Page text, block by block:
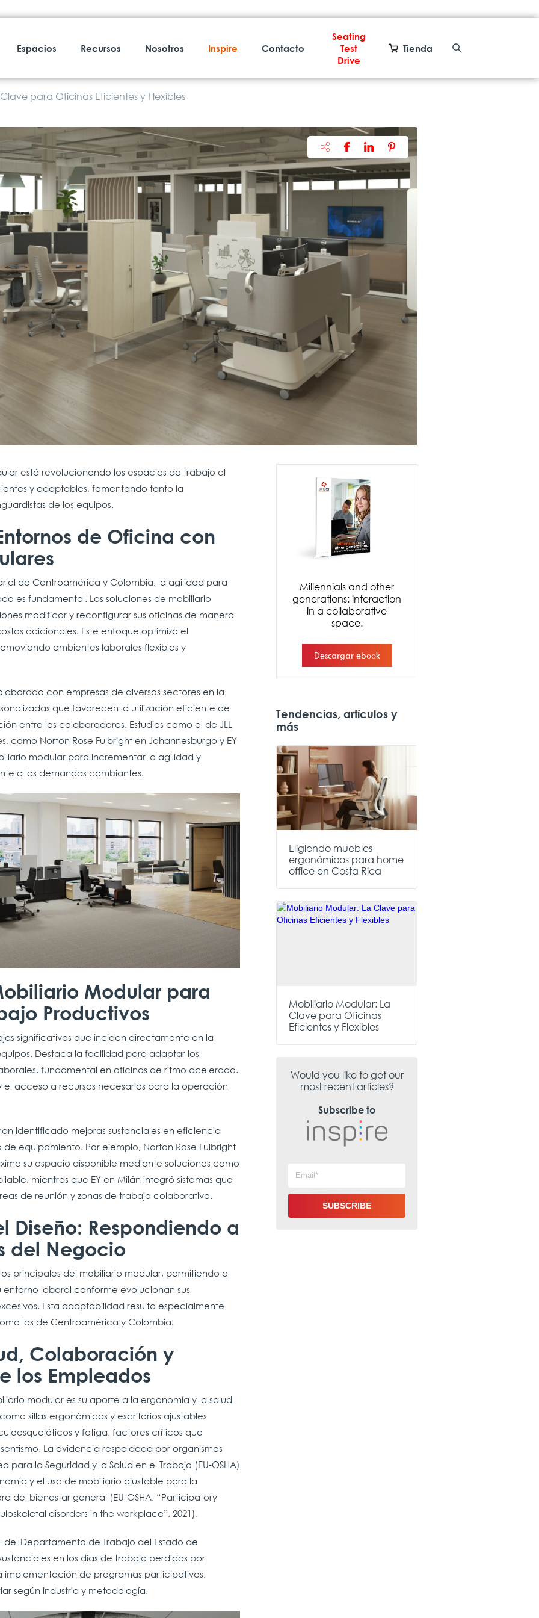
Espacios Recursos Nosotros Inspire Contacto
Seating
Test
Drive
Tienda
para Oficinas Eficientes y Flexibles
está revolucionando los espacios de trabajo al
y adaptables, fomentando tanto la
de los equipos.
de Oficina con
de Centroamérica y Colombia, la agilidad para
es fundamental. Las soluciones de mobiliario
modificar y reconfigurar sus oficinas de manera
adicionales. Este enfoque optimiza el
ambientes laborales flexibles y
con empresas de diversos sectores en la
que favorecen la utilización eficiente de
entre los colaboradores. Estudios como el de JLL
como Norton Rose Fulbright en Johannesburgo y EY
modular para incrementar la agilidad y
a las demandas cambiantes.
Modular para
Productivos
significativas que inciden directamente en la
Destaca la facilidad para adaptar los
fundamental en oficinas de ritmo acelerado.
acceso a recursos necesarios para la operación
identificado mejoras sustanciales en eficiencia
equipamiento. Por ejemplo, Norton Rose Fulbright
su espacio disponible mediante soluciones como
mientras que EY en Milán integró sistemas que
de reunión y zonas de trabajo colaborativo.
Diseño: Respondiendo a
del Negocio
principales del mobiliario modular, permitiendo a
entorno laboral conforme evolucionan sus
Esta adaptabilidad resulta especialmente
los de Centroamérica y Colombia.
Colaboración y
los Empleados
modular es su aporte a la ergonomía y la salud
sillas ergonómicas y escritorios ajustables
y fatiga, factores críticos que
La evidencia respaldada por organismos
para la Seguridad y la Salud en el Trabajo (EU-OSHA)
y el uso de mobiliario ajustable para la
del bienestar general (EU-OSHA, “Participatory
disorders in the workplace”, 2021).
Departamento de Trabajo del Estado de
en los días de trabajo perdidos por
implementación de programas participativos,
según industria y metodología.
Tendencias, artículos y
más
Eligiendo muebles
ergonómicos para home
office en Costa Rica
Mobiliario Modular: La
Clave para Oficinas
Eficientes y Flexibles
Would you like to get our
most recent articles?
Subscribe to